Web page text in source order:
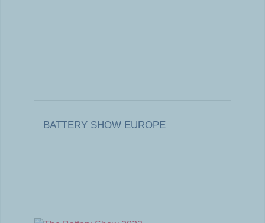
BATTERY SHOW EUROPE